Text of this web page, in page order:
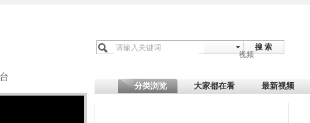
搜 索
视频
分类浏览 大家都在看 最新视频